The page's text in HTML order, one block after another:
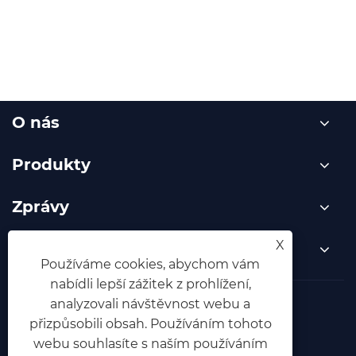
O nás
Produkty
Zprávy
Links Sitemap RSS
XML
Zásady ochrany osobních údajů
X
Používáme cookies, abychom vám
nabídli lepší zážitek z prohlížení,
analyzovali návštěvnost webu a
přizpůsobili obsah. Používáním tohoto
webu souhlasíte s naším používáním